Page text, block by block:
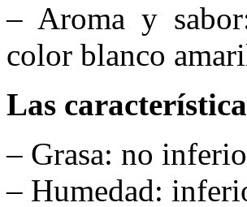
– Aroma y
color blanco
Las
– Grasa: no
– Humedad: